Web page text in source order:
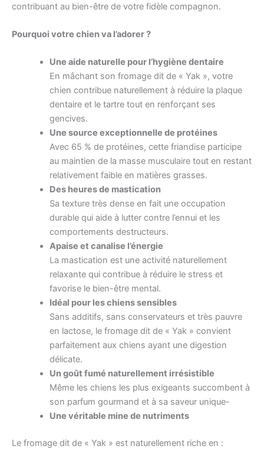
contribuant au bien-être de votre fidèle compagnon.
Pourquoi votre chien va l’adorer ?
Une aide naturelle pour l’hygiène dentaire
En mâchant son fromage dit de « Yak », votre
chien contribue naturellement à réduire la plaque
dentaire et le tartre tout en renforçant ses
gencives.
Une source exceptionnelle de protéines
Avec 65 % de protéines, cette friandise participe
au maintien de la masse musculaire tout en restant
relativement faible en matières grasses.
Des heures de mastication
Sa texture très dense en fait une occupation
durable qui aide à lutter contre l’ennui et les
comportements destructeurs.
Apaise et canalise l’énergie
La mastication est une activité naturellement
relaxante qui contribue à réduire le stress et
favorise le bien-être mental.
Idéal pour les chiens sensibles
Sans additifs, sans conservateurs et très pauvre
en lactose, le fromage dit de « Yak » convient
parfaitement aux chiens ayant une digestion
délicate.
Un goût fumé naturellement irrésistible
Même les chiens les plus exigeants succombent à
son parfum gourmand et à sa saveur unique-
Une véritable mine de nutriments
Le fromage dit de « Yak » est naturellement riche en :